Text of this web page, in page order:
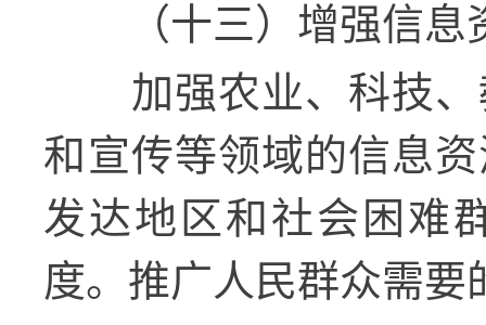
（十三）增强信
加强农业、科技
和宣传等领域的信息
发达地区和社会困难
度。推广人民群众需